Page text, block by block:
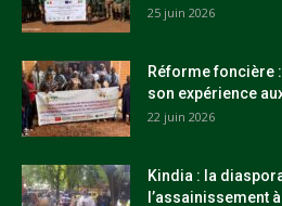
25 juin 2026
Réforme foncière
son expérience
22 juin 2026
Kindia : la
l’assainissement